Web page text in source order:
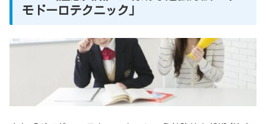
モドーロテクニック」